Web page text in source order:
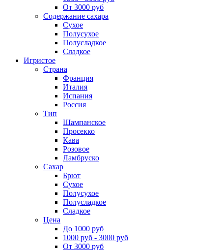
От 3000 руб
Содержание сахара
Сухое
Полусухое
Полусладкое
Сладкое
Игристое
Страна
Франция
Италия
Испания
Россия
Тип
Шампанское
Просекко
Кава
Розовое
Ламбруско
Сахар
Брют
Сухое
Полусухое
Полусладкое
Сладкое
Цена
До 1000 руб
1000 руб - 3000 руб
От 3000 руб